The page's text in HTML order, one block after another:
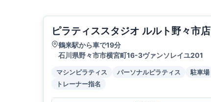
ピラティススタジオ ルルト野々市店
鶴来駅から車で19分
石川県野々市市横宮町16-3ヴァンソレイユ201
マシンピラティス パーソナルピラティス 駐車場
トレーナー指名